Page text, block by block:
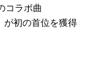
コラボ曲
が初の首位を獲得